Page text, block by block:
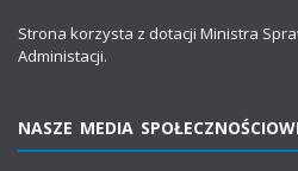
Strona korzysta z dotacji Ministra
Administacji.
NASZE MEDIA